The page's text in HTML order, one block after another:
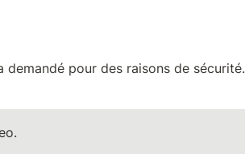
pour des raisons de sécurité.